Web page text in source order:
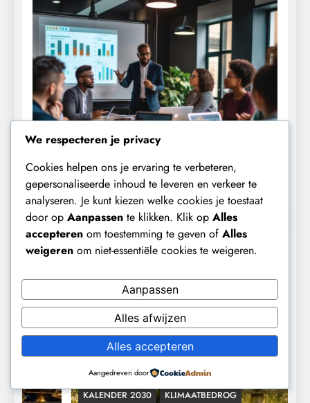
Hoogtepunten
KALENDER 2030 KLIMAATBEDROG
We respecteren je privacy
Cookies helpen ons je ervaring te verbeteren,
gepersonaliseerde inhoud te leveren en verkeer te
analyseren. Je kunt kiezen welke cookies je toestaat
door op Aanpassen te klikken. Klik op Alles
accepteren om toestemming te geven of Alles
weigeren om niet-essentiële cookies te weigeren.
Aanpassen
Alles afwijzen
Alles accepteren
Aangedreven door